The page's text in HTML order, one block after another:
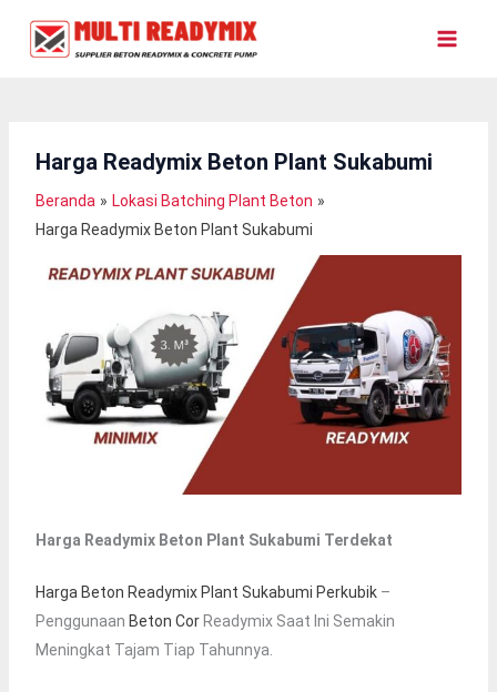
Harga Readymix Beton Plant Sukabumi
Beranda
Lokasi Batching Plant Beton
Harga Readymix Beton Plant Sukabumi
Harga Readymix Beton Plant Sukabumi Terdekat
Harga Beton Readymix Plant Sukabumi Perkubik–
Penggunaan Beton CorReadymix Saat Ini Semakin
Meningkat Tajam Tiap Tahunnya.